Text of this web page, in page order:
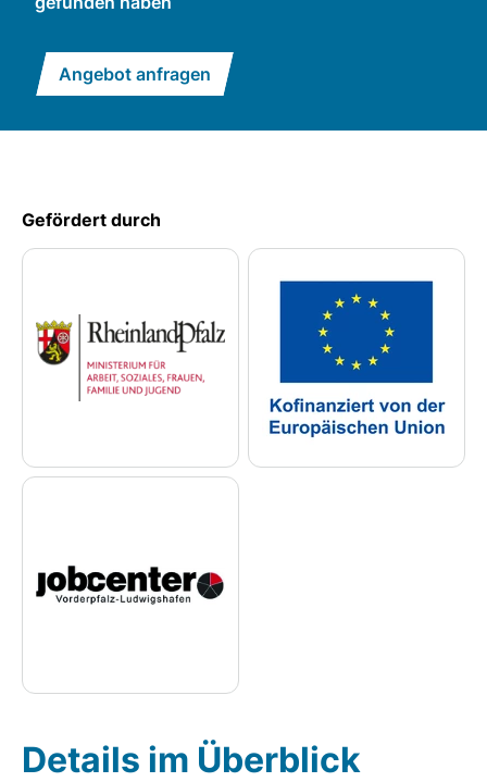
Angebot anfragen
Gefördert durch
Details im Überblick